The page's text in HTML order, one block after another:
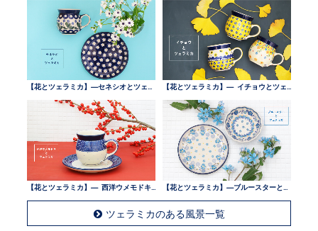
ツェラミカのある風景一覧